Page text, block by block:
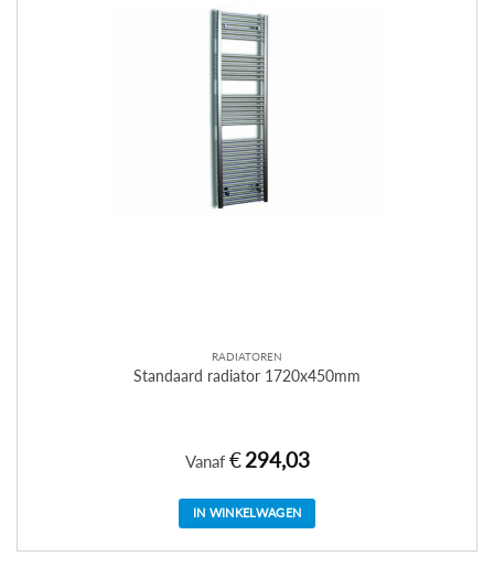
gekozen
worden
op
productpagina
RADIATOREN
Standaard radiator 1720x450mm
Vanaf € 294,03
IN WINKELWAGEN